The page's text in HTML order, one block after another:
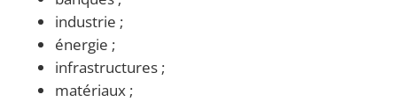
industrie ;
énergie ;
infrastructures ;
matériaux ;